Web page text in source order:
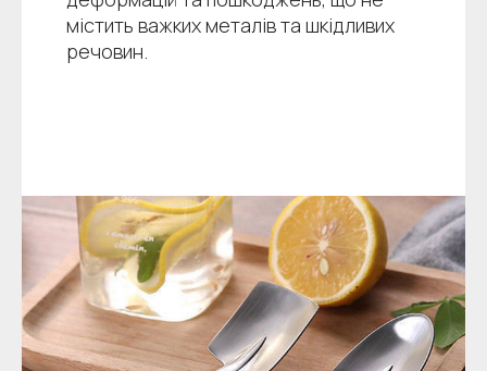
містить важких металів та шкідливих
речовин.